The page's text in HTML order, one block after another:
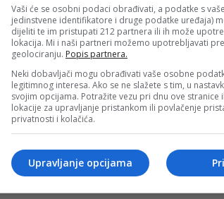
objavljenim na društvenim mrežama.
svi već čuli novosti”, poručila je Williams.
mjestom za početak novog
početak ovog novog poglavlja. Travnata
i uzbuđena sam što se vraćam
je Serena.
Vaši će se osobni podaci obrađivati, a podatke s
jedinstvene identifikatore i druge podatke uređaja)
dijeliti te im pristupati 212 partnera ili ih može
lokacija. Mi i naši partneri možemo upotrebljavati
geolociranju. Popis partnera.
Neki dobavljači mogu obrađivati vaše osobne
legitimnog interesa. Ako se ne slažete s tim, u
svojim opcijama. Potražite vezu pri dnu ove stranice
lokacije za upravljanje pristankom ili povlačenje
privatnosti i kolačića.
Upravljanje opcijama